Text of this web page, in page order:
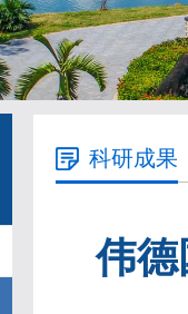
科研成果
伟德